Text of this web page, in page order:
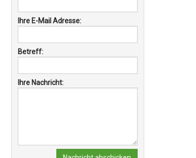
Ihre E-Mail Adresse:
Betreff:
Ihre Nachricht: